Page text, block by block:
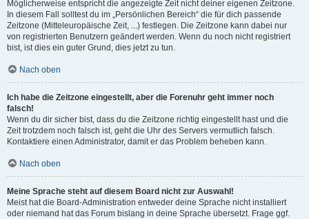
Möglicherweise entspricht die angezeigte Zeit nicht deiner eigenen Zeitzone.
In diesem Fall solltest du im „Persönlichen Bereich“ die für dich passende
Zeitzone (Mitteleuropäische Zeit, ...) festlegen. Die Zeitzone kann dabei nur
von registrierten Benutzern geändert werden. Wenn du noch nicht registriert
bist, ist dies ein guter Grund, dies jetzt zu tun.
Nach oben
Ich habe die Zeitzone eingestellt, aber die Forenuhr geht immer noch
falsch!
Wenn du dir sicher bist, dass du die Zeitzone richtig eingestellt hast und die
Zeit trotzdem noch falsch ist, geht die Uhr des Servers vermutlich falsch.
Kontaktiere einen Administrator, damit er das Problem beheben kann.
Nach oben
Meine Sprache steht auf diesem Board nicht zur Auswahl!
Meist hat die Board-Administration entweder deine Sprache nicht installiert
oder niemand hat das Forum bislang in deine Sprache übersetzt. Frage ggf.